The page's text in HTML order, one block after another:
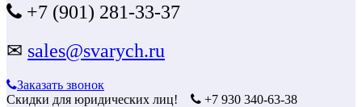
+7 (901) 281-33-37
✉ sales@svarych.ru
Заказать звонок
Скидки для юридических лиц!
+7 930 340-63-38